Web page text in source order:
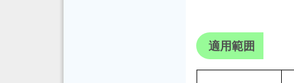
適用範囲